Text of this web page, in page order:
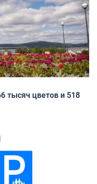
тысяч цветов и 518